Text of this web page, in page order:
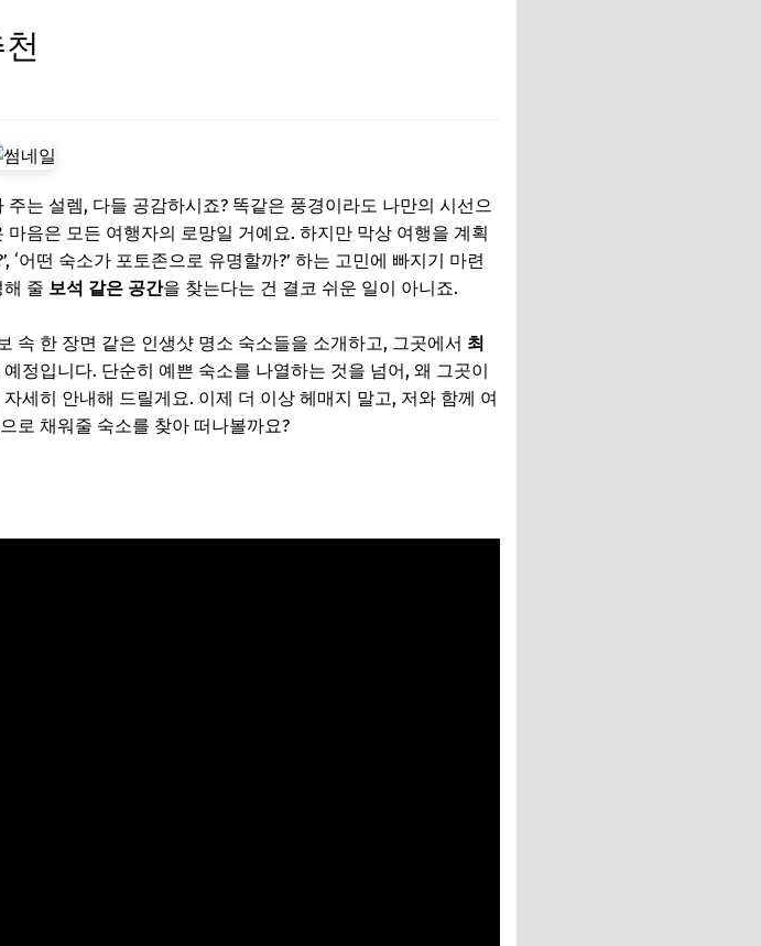
주는 설렘, 다들 공감하시죠? 똑같은 풍경이라도 나만의 시선으
음은 모든 여행자의 로망일 거예요. 하지만 막상 여행을 계획
‘어떤 숙소가 포토존으로 유명할까?’ 하는 고민에 빠지기 마련
줄 보석 같은 공간을 찾는다는 건 결코 쉬운 일이 아니죠.
속 한 장면 같은 인생샷 명소 숙소들을 소개하고, 그곳에서 최
정입니다. 단순히 예쁜 숙소를 나열하는 것을 넘어, 왜 그곳이
세히 안내해 드릴게요. 이제 더 이상 헤매지 말고, 저와 함께 여
로 채워줄 숙소를 찾아 떠나볼까요?